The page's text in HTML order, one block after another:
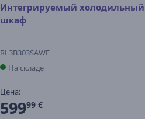
Интегрируемый холодильный
шкаф
RL3B303SAWE
На складе
Цена:
59999 €